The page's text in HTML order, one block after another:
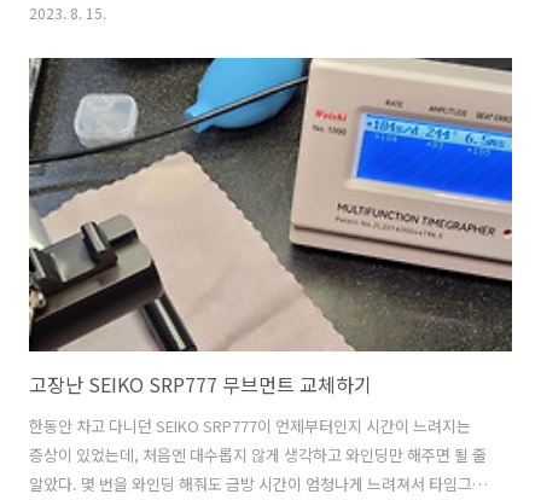
않고 두툼해서 좋은 것 같다. 먼저 검정색 밴드의 사진들이다. 스프링바
는 퀵릴리스 형태라서 장착이 간편하다. 두번째는 올리브색상의 밴드. 현
재 올리브색 나토밴드가 장착되어 있는 글라이신 컴뱃 6 시계. 기존 나토
밴드와 스프링바를 분리하고 새로 구매한 검정색 분리형 나토밴드를 장
착.
2023. 8. 15.
고장난 SEIKO SRP777 무브먼트 교체하기
한동안 차고 다니던 SEIKO SRP777이 언제부터인지 시간이 느려지는
증상이 있었는데, 처음엔 대수롭지 않게 생각하고 와인딩만 해주면 될 줄
알았다. 몇 번을 와인딩 해줘도 금방 시간이 엄청나게 느려져서 타임그래